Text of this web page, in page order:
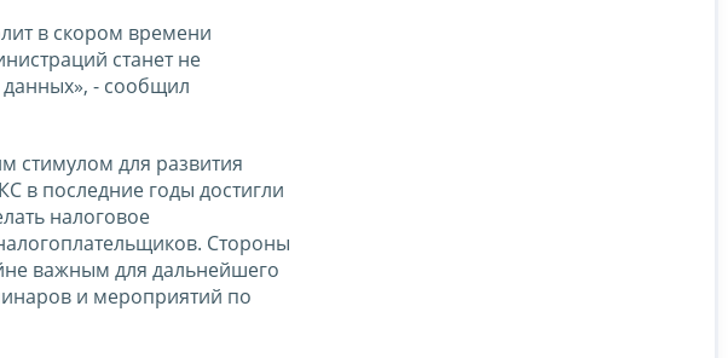
в скором времени
станет не
- сообщил
стимулом для развития
в последние годы достигли
налоговое
Стороны
важным для дальнейшего
и мероприятий по